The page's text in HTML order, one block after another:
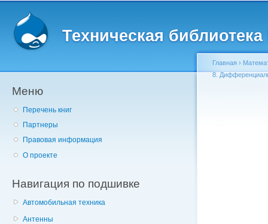
Техническая
Меню
Перечень книг
Партнеры
Правовая информация
О проекте
Навигация по подшивке
Автомобильная техника
Антенны
Главная ›
8.